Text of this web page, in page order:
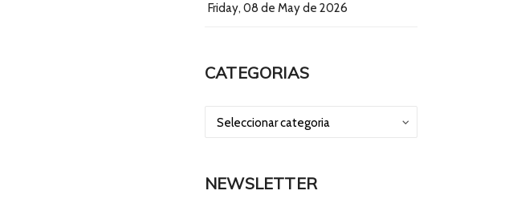
Friday, 08 de May de 2026
CATEGORIAS
NEWSLETTER